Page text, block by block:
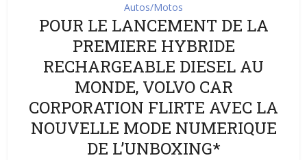
Autos/Motos
POUR LE LANCEMENT DE LA
PREMIERE HYBRIDE
RECHARGEABLE DIESEL AU
MONDE, VOLVO CAR
CORPORATION FLIRTE AVEC LA
NOUVELLE MODE NUMERIQUE
DE L’UNBOXING*